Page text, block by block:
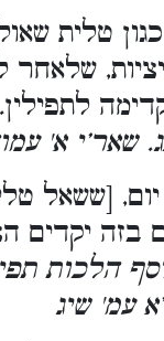
טלית
שלאחר
לתפילין
שאר’י א'
[ששאל
בזה יקדים
הלכות
עמ' שיג